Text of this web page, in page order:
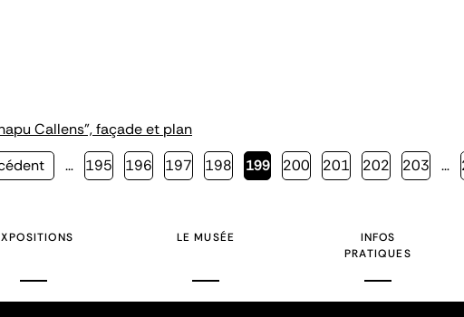
Callens", façade et plan
… Page
195 Page
196 Page
197 Page
198
Page
199 Page
200 Page
201 Page
202 Page
203 …
LE MUSÉE
INFOS
PRATIQUES